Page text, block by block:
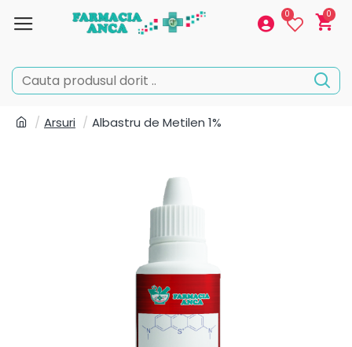
0 0
Arsuri Albastru de Metilen 1%